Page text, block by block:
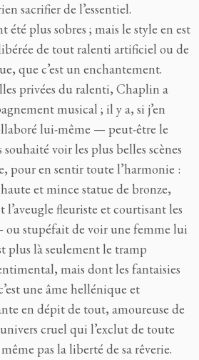
sacrifier de l’essentiel.
été plus sobres ; mais le style en est
de tout ralenti artificiel ou de
que c’est un enchantement.
privées du ralenti, Chaplin a
musical ; il y a, si j’en
lui-même — peut-être le
voir les plus belles scènes
pour en sentir toute l’harmonie :
et mince statue de bronze,
fleuriste et courtisant les
ou stupéfait de voir une femme lui
plus là seulement le tramp
mais dont les fantaisies
une âme hellénique et
en dépit de tout, amoureuse de
cruel qui l’exclut de toute
pas la liberté de sa rêverie.